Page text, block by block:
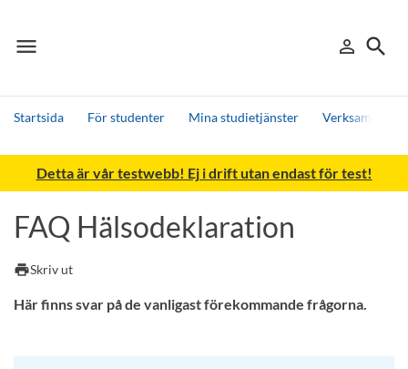
menu
Meny person_outline
Logga in
search
Sök
Startsida För studenter Mina studietjänster
Sök
Andra söktjänster
Detta är vår testwebb! Ej i drift utan endast för test!
FAQ Hälsodeklaration
printSkriv ut
Här finns svar på de vanligast förekommande frågorna.